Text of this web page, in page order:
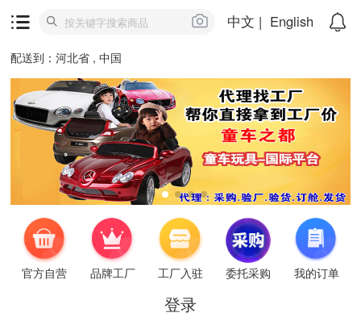
中文 | English
配送到：河北省 , 中国
官方自营 品牌工厂 工厂入驻 委托采购 我的订单
登录